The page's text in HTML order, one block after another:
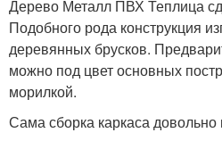
Дерево Металл ПВХ Теплица
Подобного рода конструкция
деревянных брусков.
можно под цвет основных
морилкой.
Сама сборка каркаса